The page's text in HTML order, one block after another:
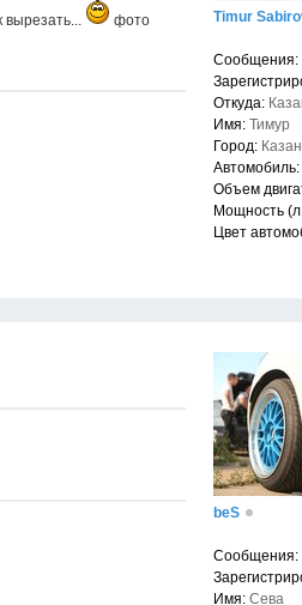
вырезать... фото Timur
Сообщения:
Откуда:
Имя: Тимур
Город:
Автомобиль:
Объем
Мощность
Цвет
beS
Сообщения:
Имя: Сева